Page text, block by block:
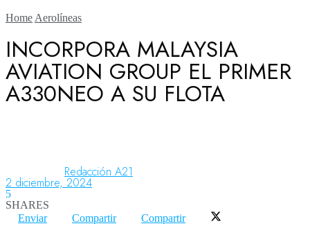
Aerolíneas
Aeropuertos
Columnistas
Home Aerolíneas
INCORPORA MALAYSIA
AVIATION GROUP EL PRIMER
A330NEO A SU FLOTA
Redacción A21
2 diciembre, 2024
5
SHARES
Enviar
Compartir Compartir